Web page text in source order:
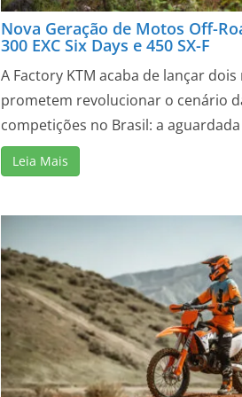
Nova Geração de Motos Off-
300 EXC Six Days e 450 SX-F
A Factory KTM acaba de lançar
prometem revolucionar o cenário
competições no Brasil: a aguardada
Leia Mais